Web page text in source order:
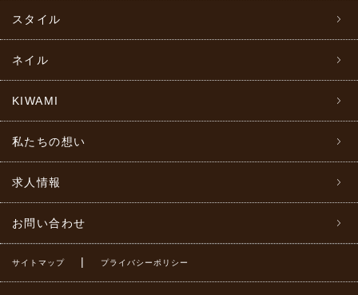
スタイル
ネイル
KIWAMI
私たちの想い
求人情報
お問い合わせ
サイトマップ | プライバシーポリシー